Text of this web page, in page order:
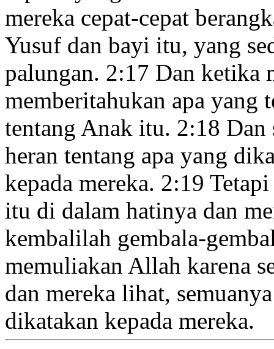
mereka cepat-cepat
Yusuf dan bayi itu, yang
palungan. 2:17 Dan ketika
memberitahukan apa yang
tentang Anak itu. 2:18 Dan
heran tentang apa yang
kepada mereka. 2:19
itu di dalam hatinya dan
kembalilah gembala-
memuliakan Allah karena
dan mereka lihat,
dikatakan kepada mereka.